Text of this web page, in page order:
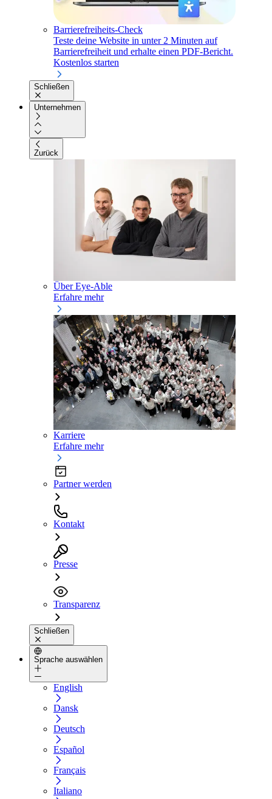
Barrierefreiheits-Check
Teste deine Website in unter 2 Minuten auf
Barrierefreiheit und erhalte einen PDF-Bericht.
Kostenlos starten
Schließen
Unternehmen
Zurück
Über Eye-Able
Erfahre mehr
Karriere
Erfahre mehr
Partner werden
Kontakt
Presse
Transparenz
Schließen
Sprache auswählen
English
Dansk
Deutsch
Español
Français
Italiano